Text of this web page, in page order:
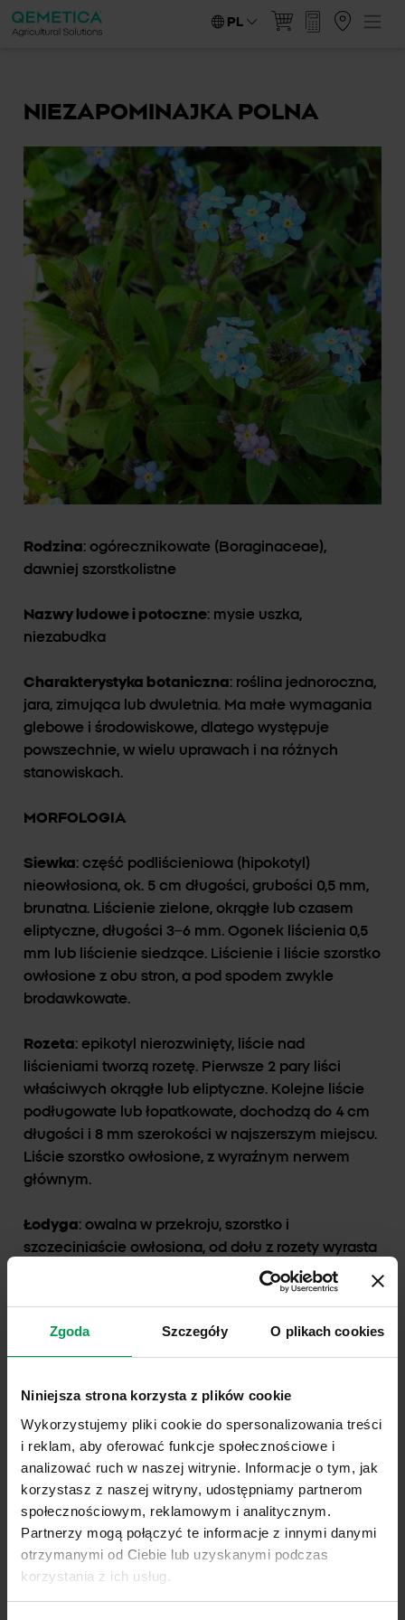
Zgoda Szczegóły O plikach cookies
Niniejsza strona korzysta z plików cookie
Wykorzystujemy pliki cookie do spersonalizowania treści
i reklam, aby oferować funkcje społecznościowe i
analizować ruch w naszej witrynie. Informacje o tym, jak
korzystasz z naszej witryny, udostępniamy partnerom
społecznościowym, reklamowym i analitycznym.
Partnerzy mogą połączyć te informacje z innymi danymi
otrzymanymi od Ciebie lub uzyskanymi podczas
korzystania z ich usług.
PL
NIEZAPOMINAJKA POLNA
Rodzina: ogórecznikowate (Boraginaceae),
dawniej szorstkolistne
Nazwy ludowe i potoczne: mysie uszka,
niezabudka
Charakterystyka botaniczna: roślina jednoroczna,
jara, zimująca lub dwuletnia. Ma małe wymagania
glebowe i środowiskowe, dlatego występuje
powszechnie, w wielu uprawach i na różnych
stanowiskach.
MORFOLOGIA
Siewka: część podliścieniowa (hipokotyl)
nieowłosiona, ok. 5 cm długości, grubości 0,5 mm,
brunatna. Liścienie zielone, okrągłe lub czasem
eliptyczne, długości 3–6 mm. Ogonek liścienia 0,5
mm lub liścienie siedzące. Liścienie i liście szorstko
owłosione z obu stron, a pod spodem zwykle
brodawkowate.
Rozeta: epikotyl nierozwinięty, liście nad
liścieniami tworzą rozetę. Pierwsze 2 pary liści
właściwych okrągłe lub eliptyczne. Kolejne liście
podługowate lub łopatkowate, dochodzą do 4 cm
długości i 8 mm szerokości w najszerszym miejscu.
Liście szorstko owłosione, z wyraźnym nerwem
głównym.
Łodyga: owalna w przekroju, szorstko i
szczeciniaście owłosiona, od dołu z rozety wyrasta
kilka pędów. Osiąga wysokość do 60 cm (zwykle
Liście na łodydze
: rzadko rozstawione, siedzące
lub na bardzo krótkim ogonku, lancetowate, o
kątów wyrastają rozgałęzienia.
Korzeń : płytki, do 10 cm głębokości, delikatny, silnie
rozgałęziony.
Kwiaty: zebrane w luźne grona lub sierpiki, na
odstających szypułkach, długości ok. 2 razy
większej niż kwiat. Płatki korony błękitne,
szerokość kwiatu ok. 3 mm.